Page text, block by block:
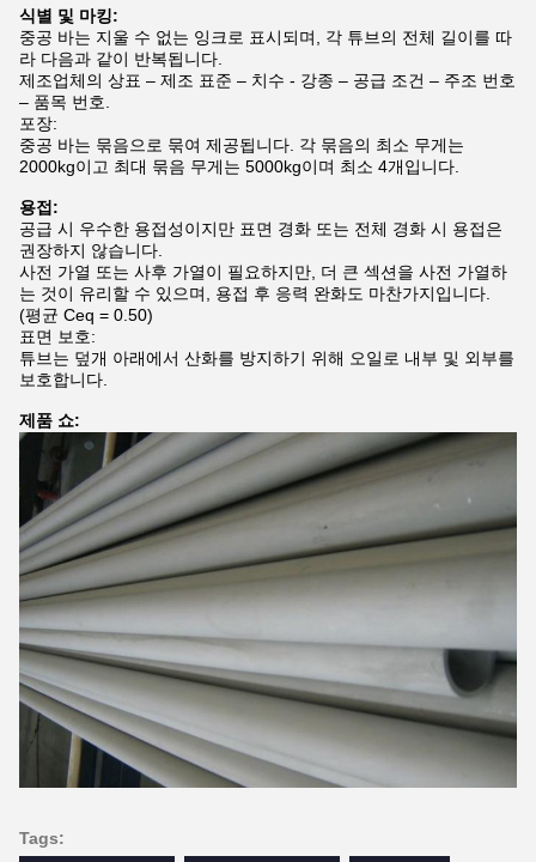
식별 및 마킹:
중공 바는 지울 수 없는 잉크로 표시되며, 각 튜브의 전체 길이를 따
라 다음과 같이 반복됩니다.
제조업체의 상표 – 제조 표준 – 치수 - 강종 – 공급 조건 – 주조 번호
– 품목 번호.
포장:
중공 바는 묶음으로 묶여 제공됩니다. 각 묶음의 최소 무게는
2000kg이고 최대 묶음 무게는 5000kg이며 최소 4개입니다.
용접:
공급 시 우수한 용접성이지만 표면 경화 또는 전체 경화 시 용접은
권장하지 않습니다.
사전 가열 또는 사후 가열이 필요하지만, 더 큰 섹션을 사전 가열하
는 것이 유리할 수 있으며, 용접 후 응력 완화도 마찬가지입니다.
(평균 Ceq = 0.50)
표면 보호:
튜브는 덮개 아래에서 산화를 방지하기 위해 오일로 내부 및 외부를
보호합니다.
제품 쇼:
Tags: